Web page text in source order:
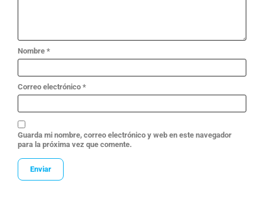
Nombre *
Correo electrónico *
Guarda mi nombre, correo electrónico y web en este navegador
para la próxima vez que comente.